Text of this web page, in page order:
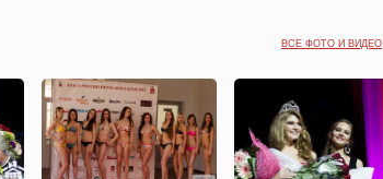
ВСЕ ФОТО И ВИДЕО